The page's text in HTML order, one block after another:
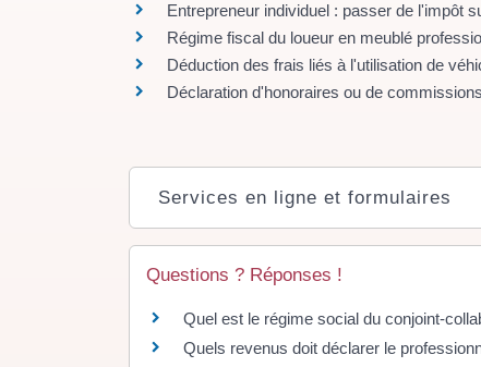
Entrepreneur individuel : passer de l'impôt
Régime fiscal du loueur en meublé
Déduction des frais liés à l'utilisation de
Déclaration d'honoraires ou de commissions
Services en ligne et formulaires
Questions ? Réponses !
Quel est le régime social du conjoint-
Quels revenus doit déclarer le